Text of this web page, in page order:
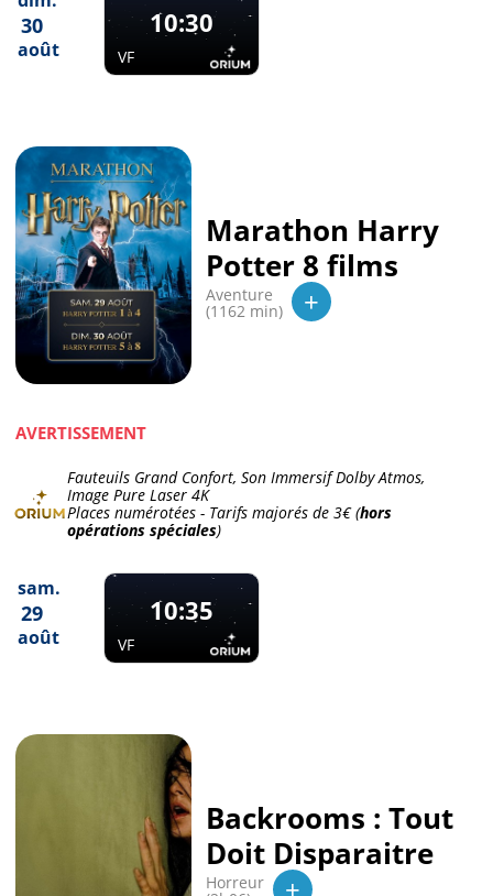
30
août
10:30
VF
Marathon Harry
Potter 8 films
Aventure
(1162 min) +
AVERTISSEMENT
Fauteuils Grand Confort, Son Immersif Dolby Atmos,
Image Pure Laser 4K
Places numérotées - Tarifs majorés de 3€(hors
opérations spéciales)
sam.
29
août
10:35
VF
Backrooms : Tout
Doit Disparaitre
Horreur +